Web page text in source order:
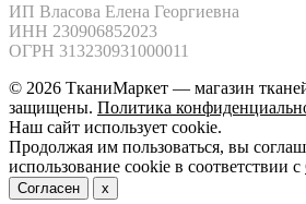
ИП Власова Елена Георгиевна
ИНН 230906852023
ОГРН 313230931000011
© 2026 ТканиМаркет — магазин
защищены. Политика
Наш сайт использует cookie.
Продолжая им пользоваться, вы
использование cookie в соответствии с
Согласен x